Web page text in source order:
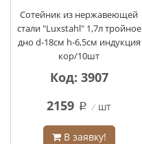
Сотейник из нержавеющей
стали "Luxstahl" 1,7л тройное
дно d-18см h-6,5см индукция
кор/10шт
Код: 3907
2159 q шт
В заявку!